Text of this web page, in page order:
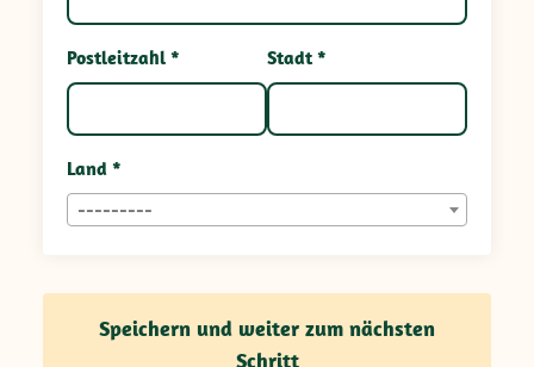
Postleitzahl * Stadt *
Land *
---------
Speichern und weiter zum nächsten
Schritt